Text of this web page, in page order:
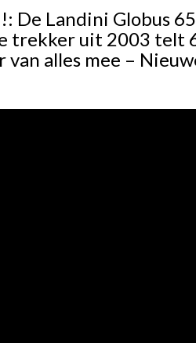
De Landini Globus
trekker uit 2003 telt
alles mee –